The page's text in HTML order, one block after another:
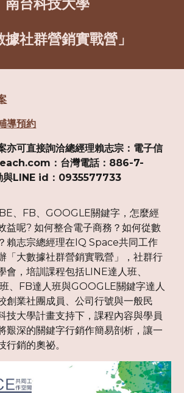
南台科技大學
據社群營銷實戰營」
導預約
亦可直接詢洽總經理賴志宗：電子信
：台灣電話：886-7-
與LINE id：0935577733
、FB、GOOGLE關鍵字，怎麼經
益呢? 如何整合電子商務？如何從數
賴志宗總經理在IQ Space共同工作
「大數據社群營銷實戰營」，社群行
會，培訓課程包括LINE達人班、
、FB達人班與GOOGLE關鍵字達人
創業社團成員、公司行號與一般民
技大學計畫支持下，課程內容與學員
艱深的關鍵字行銷作簡易剖析，讓一
行銷的奧祕。